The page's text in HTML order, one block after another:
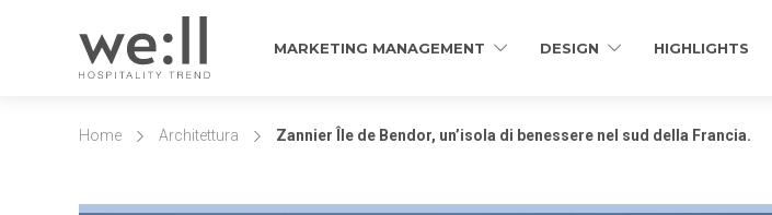
MARKETING MANAGEMENT DESIGN HIGHLIGHTS
Home Architettura Zannier Île de Bendor, un’isola di benessere nel sud della Francia.